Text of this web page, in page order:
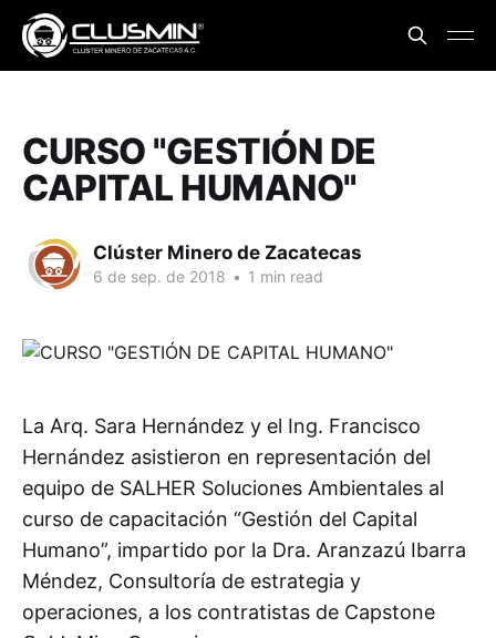
CURSO "GESTIÓN DE
CAPITAL HUMANO"
Clúster Minero de Zacatecas
6 de sep. de 2018 • 1 min read
La Arq. Sara Hernández y el Ing. Francisco
Hernández asistieron en representación del
equipo de SALHER Soluciones Ambientales al
curso de capacitación “Gestión del Capital
Humano”, impartido por la Dra. Aranzazú Ibarra
Méndez, Consultoría de estrategia y
operaciones, a los contratistas de Capstone